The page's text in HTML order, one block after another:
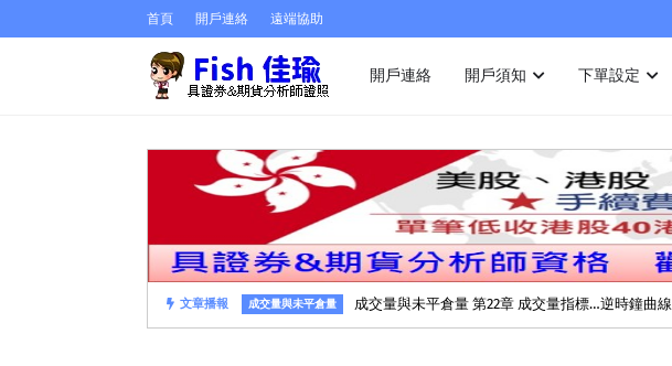
首頁 開戶連絡 遠端協助
開戶連絡 開戶須知 下單設定
文章播報 成交量與未平倉量 成交量與未平倉量 第22章 成交量指標…逆時鐘曲線